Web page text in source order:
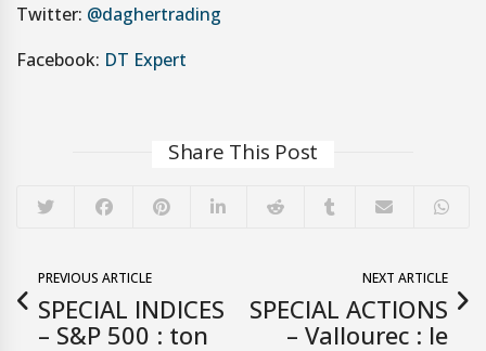
Twitter: @daghertrading
Facebook: DT Expert
Share This Post
PREVIOUS ARTICLE
SPECIAL INDICES
– S&P 500 : ton
NEXT ARTICLE
SPECIAL ACTIONS
– Vallourec : le